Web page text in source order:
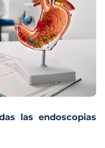
las endoscopias